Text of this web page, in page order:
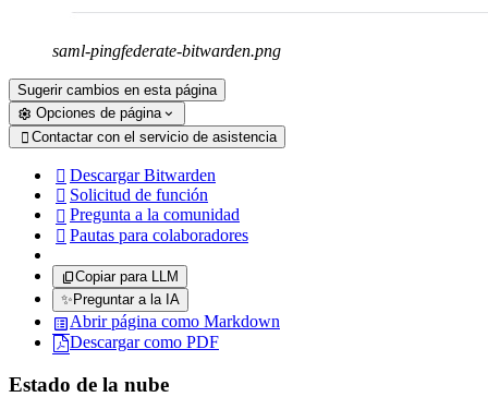
saml-pingfederate-bitwarden.png
Sugerir cambios en esta página
Opciones de página
 Contactar con el servicio de asistencia
 Descargar Bitwarden
 Solicitud de función
 Pregunta a la comunidad
 Pautas para colaboradores
Copiar para LLM
✨ Preguntar a la IA
Abrir página como Markdown
Descargar como PDF
Estado de la nube